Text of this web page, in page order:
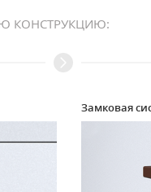
КОНСТРУКЦИЮ: